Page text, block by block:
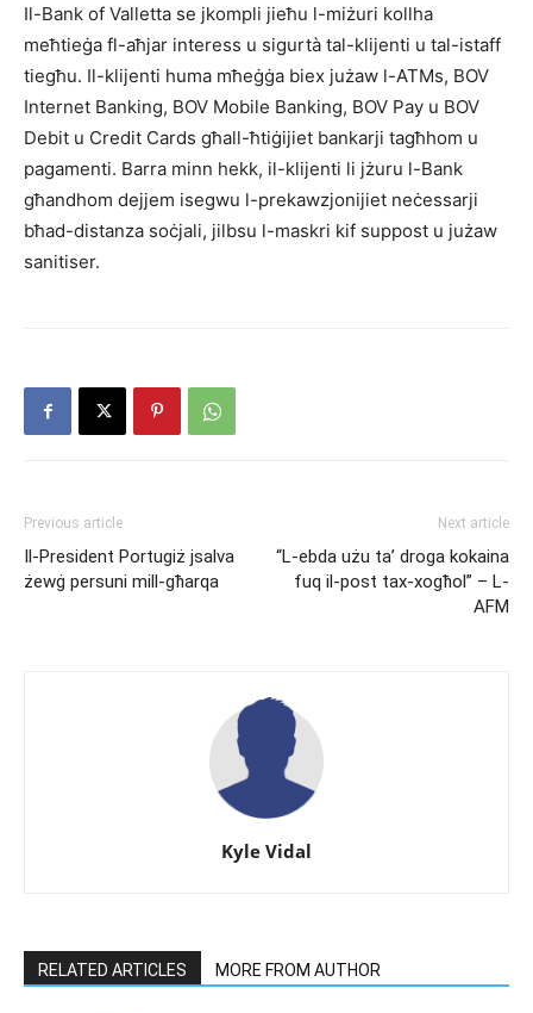
Il-Bank of Valletta se jkompli jieħu l-miżuri kollha
meħtieġa fl-aħjar interess u sigurtà tal-klijenti u tal-istaff
tiegħu. Il-klijenti huma mħeġġa biex jużaw l-ATMs, BOV
Internet Banking, BOV Mobile Banking, BOV Pay u BOV
Debit u Credit Cards għall-ħtiġijiet bankarji tagħhom u
pagamenti. Barra minn hekk, il-klijenti li jżuru l-Bank
għandhom dejjem isegwu l-prekawzjonijiet neċessarji
bħad-distanza soċjali, jilbsu l-maskri kif suppost u jużaw
sanitiser.
Previous article
Il-President Portugiż jsalva
żewġ persuni mill-għarqa
Next article
“L-ebda użu ta’ droga kokaina
fuq il-post tax-xogħol” – L-
AFM
Kyle Vidal
RELATED ARTICLES MORE FROM AUTHOR